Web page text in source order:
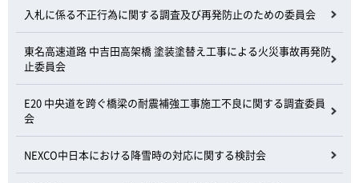
入札に係る不正行為に関する調査及び再発防止のための委員会
東名高速道路 中吉田高架橋 塗装塗替え工事による火災事故再発防
止委員会
E20 中央道を跨ぐ橋梁の耐震補強工事施工不良に関する調査委員
会
NEXCO中日本における降雪時の対応に関する検討会